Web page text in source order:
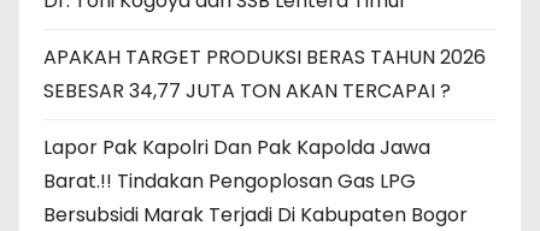
APAKAH TARGET PRODUKSI BERAS TAHUN 2026
SEBESAR 34,77 JUTA TON AKAN TERCAPAI ?
Lapor Pak Kapolri Dan Pak Kapolda Jawa
Barat.!! Tindakan Pengoplosan Gas LPG
Bersubsidi Marak Terjadi Di Kabupaten Bogor